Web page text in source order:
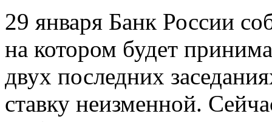
29 января Банк России
на котором будет
двух последних
ставку неизменной.